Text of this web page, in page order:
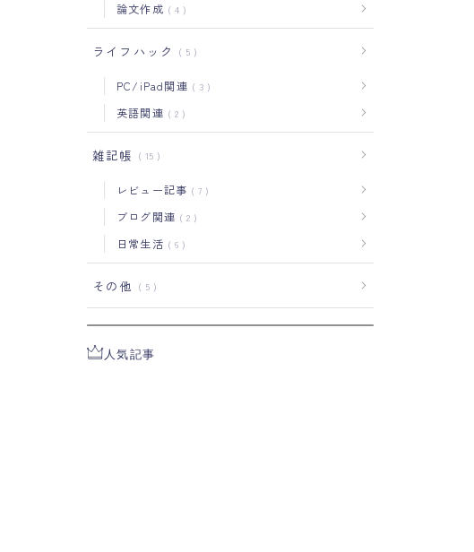
論文作成 4
ライフハック 5
PC/iPad関連 3
英語関連 2
雑記帳 15
レビュー記事 7
ブログ関連 2
日常生活 6
その他 5
人気記事